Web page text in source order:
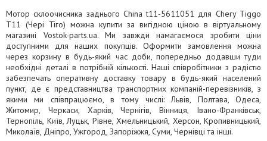
Мотор склоочисника заднього China t11-5611051 для Chery Tiggo
T11 (Чері Тіго) можна купити за вигідною ціною в віртуальному
магазині Vostok-parts.ua. Ми завжди намагаємося зробити ціни
доступними для наших покупців. Оформити замовлення можна
через корзину в будь-який час доби, попередньо додавши туди
необхідні деталі в потрібній кількості. Наші співробітники з радістю
забезпечать оперативну доставку товару в будь-який населений
пункт, де є представництва транспортних компаній-перевізників, з
якими ми співпрацюємо, в тому числі: Львів, Полтава, Одеса,
Житомир, Черкаси, Харків, Чернігів, Вінниця, Івано-Франківськ,
Тернопіль, Київ, Луцьк, Рівне, Хмельницький, Херсон, Кропивницький,
Миколаїв, Дніпро, Ужгород, Запоріжжя, Суми, Чернівці та інші.